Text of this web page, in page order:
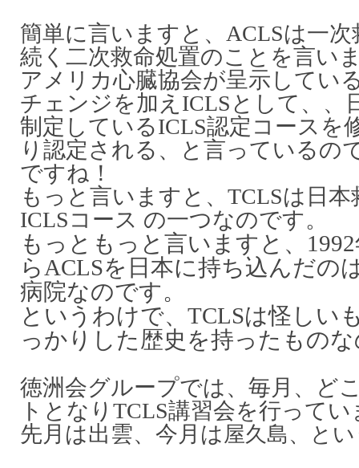
簡単に言いますと、ACLSは一次
続く二次救命処置のことを言い
アメリカ心臓協会が呈示してい
チェンジを加えICLSとして、、
制定しているICLS認定コースを
り認定される、と言っているの
ですね！
もっと言いますと、TCLSは日本
ICLSコース の一つなのです。
もっともっと言いますと、
らACLSを日本に持ち込んだの
病院なのです。
というわけで、TCLSは怪しい
っかりした歴史を持ったもの
徳洲会グループでは、毎月、ど
トとなりTCLS講習会を行ってい
先月は出雲、今月は 屋久島、と